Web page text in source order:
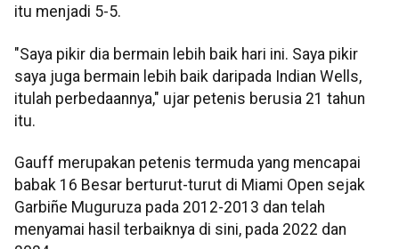
itu menjadi 5-5.
"Saya pikir dia bermain lebih baik hari ini. Saya pikir
saya juga bermain lebih baik daripada Indian Wells,
itulah perbedaannya," ujar petenis berusia 21 tahun
itu.
Gauff merupakan petenis termuda yang mencapai
babak 16 Besar berturut-turut di Miami Open sejak
Garbiñe Muguruza pada 2012-2013 dan telah
menyamai hasil terbaiknya di sini, pada 2022 dan